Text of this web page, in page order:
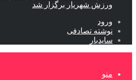
ورزش شهریار برگزار شد
ورود
نوشته تصادفی
سایدبار
منو